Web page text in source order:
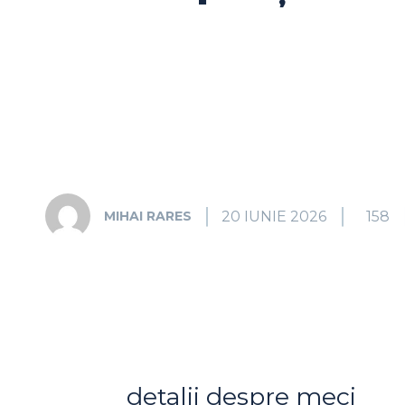
MIHAI RARES 20 IUNIE 2026 158
detalii despre meci